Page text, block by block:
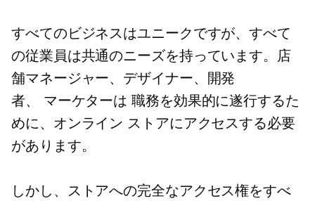
すべてのビジネスはユニークですが、すべて
の従業員は共通のニーズを持っています。店
舗マネージャー、デザイナー、開発
者、 マーケターは 職務を効果的に遂行するた
めに、オンライン ストアにアクセスする必要
があります。
しかし、ストアへの完全なアクセス権をすべ